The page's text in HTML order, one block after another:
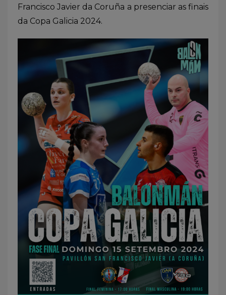
Francisco Javier da Coruña a presenciar as finais
da Copa Galicia 2024.